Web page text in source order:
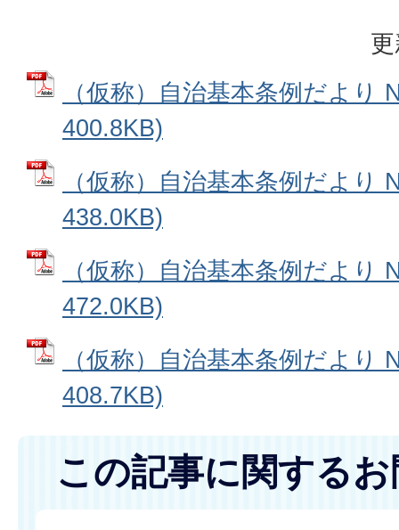
（仮称）自治基本条例だより
400.8KB)
（仮称）自治基本条例だより
438.0KB)
（仮称）自治基本条例だより
472.0KB)
（仮称）自治基本条例だより
408.7KB)
この記事に関する